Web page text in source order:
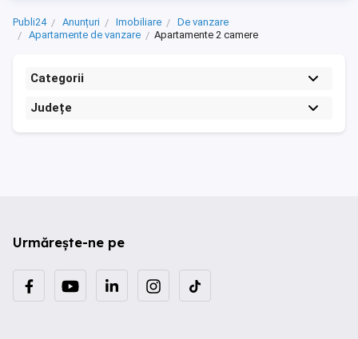
Publi24 Anunțuri Imobiliare
De vanzare
Apartamente de vanzare
Apartamente 2 camere
Categorii
Județe
Urmărește-ne pe